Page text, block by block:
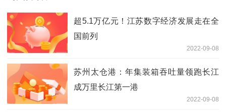
超5.1万亿元！江苏数字经济发展走在全
国前列
2022-09-08
苏州太仓港：年集装箱吞吐量领跑长江
成万里长江第一港
2022-09-08